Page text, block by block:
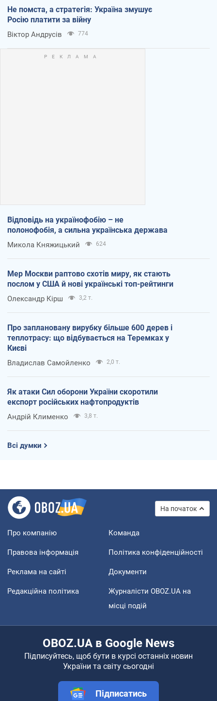
Не помста, а стратегія: Україна змушує
Росію платити за війну
Віктор Андрусів 774
Відповідь на українофобію – не
полонофобія, а сильна українська держава
Микола Княжицький 624
Мер Москви раптово схотів миру, як стають
послом у США й нові українські топ-рейтинги
Олександр Кірш 3,2 т.
Про заплановану вирубку більше 600 дерев і
теплотрасу: що відбувається на Теремках у
Києві
Владислав Самойленко 2,0 т.
Як атаки Сил оборони України скоротили
експорт російських нафтопродуктів
Андрій Клименко 3,8 т.
Всі думки
На початок
Про компанію Команда
Правова інформація Політика конфіденційності
Реклама на сайті Документи
Редакційна політика
Журналісти OBOZ.UA на
місці подій
OBOZ.UA в Google News
Підписуйтесь, щоб бути в курсі останніх новин
України та світу сьогодні
Підписатись